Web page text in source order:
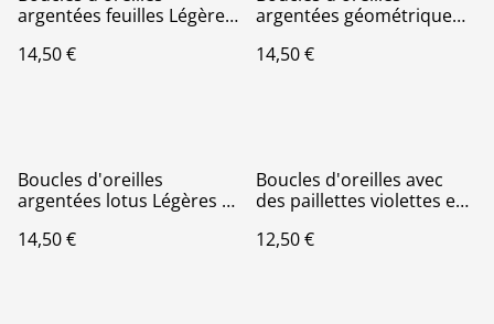
argentées feuilles Légères
14,50 €
argentées géométrique
Hypoallergénique
14,50 €
Boucles d'oreilles
argentées lotus Légères Et
14,50 €
Boucles d'oreilles avec
des paillettes violettes en
Hypoallergénique
12,50 €